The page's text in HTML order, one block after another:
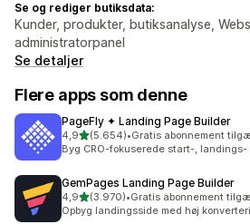
Se og rediger butiksdata:
Kunder, produkter, butiksanalyse,
administratorpanel
Se detaljer
Flere apps som denne
PageFly ✦ Landing Page Builder
4,9ud af 5 stjerner
(5.654)
5654 anmeldelser i alt
•Gratis abonnement
Byg CRO-fokuserede start-,
GemPages Landing Page Builder
4,9ud af 5 stjerner
(3.970)
3970 anmeldelser i alt
•Gratis abonnement
Opbyg landingsside med høj